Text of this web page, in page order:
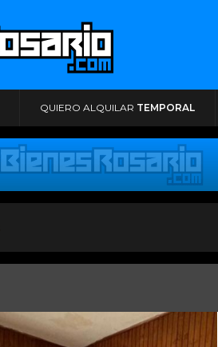
QUIERO ALQUILAR TEMPORAL